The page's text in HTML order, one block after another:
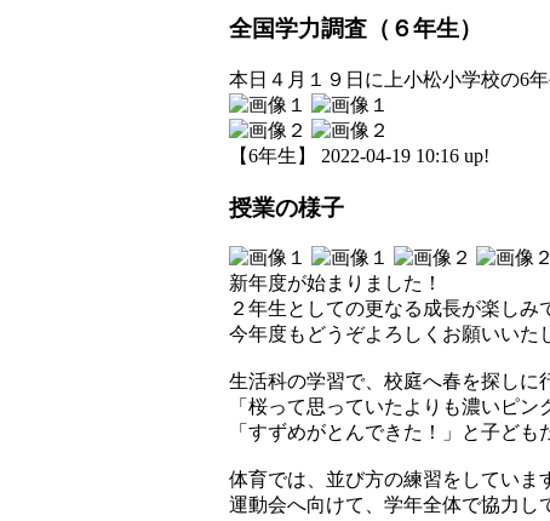
全国学力調査（６年生）
本日４月１９日に上小松小学校の6
【6年生】 2022-04-19 10:16 up!
授業の様子
新年度が始まりました！
２年生としての更なる成長が楽しみ
今年度もどうぞよろしくお願いいた
生活科の学習で、校庭へ春を探しに
「桜って思っていたよりも濃いピン
「すずめがとんできた！」と子ども
体育では、並び方の練習をしていま
運動会へ向けて、学年全体で協力し